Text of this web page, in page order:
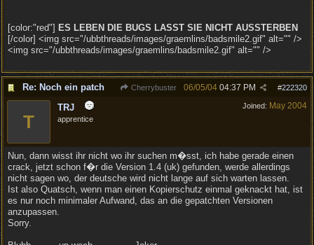
[color:"red"] ES LEBEN DIE BUGS LASST SIE NICHT AUSSTERBEN
[/color] <img src="/ubbthreads/images/graemlins/badsmile2.gif" alt="" />
<img src="/ubbthreads/images/graemlins/badsmile2.gif" alt="" />
Re: Noch ein patch Cherrybuster #222320
06/05/04 04:37 PM
Joined: May 2004
T
TRJ
apprentice
Nun, dann wisst ihr nicht wo ihr suchen m�sst, ich habe gerade einen
crack, jetzt schon f�r die Version 1.4 (uk) gefunden, werde allerdings
nicht sagen wo, der deutsche wird nicht lange auf sich warten lassen.
Ist also Quatsch, wenn man einen Kopierschutz einmal geknackt hat, ist
es nur noch minimaler Aufwand, das an die gepatchten Versionen
anzupassen.
Sorry.